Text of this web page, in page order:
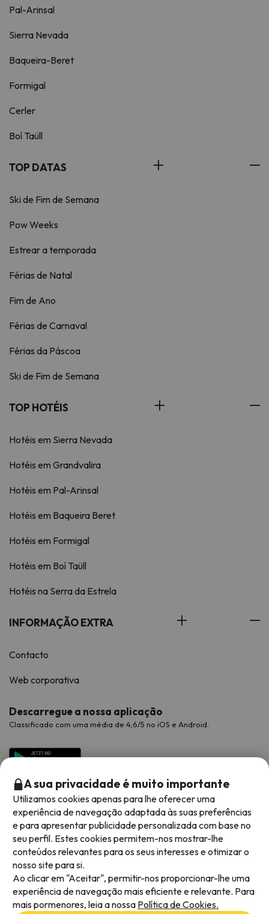
Pal-Arinsal
Sierra Nevada
Baqueira-Beret
Formigal
Cerler
Boí Taüll
TOP DATAS
Ski de Fim de Semana
Pow Weeks
Estrear a temporada
Férias de Natal
Fim de Ano
Férias de Carnaval
Férias da Páscoa
Ski de Fim de Semana
TOP HOTÉIS
Hotéis em Sierra Nevada
Hotéis em Grandvalira
Hotéis em Pal-Arinsal
Hotéis em Baqueira Beret
Hotéis em Formigal
Hotéis em Boí Taüll
Hotéis na Serra da Estrela
INFORMAÇÃO EXTRA
Contacto
Web corporativa
Descarregue a nossa aplicação
Classificado com uma média de 4,6/5 no iOS e Android.
Métodos de pagamento disponíveis
A sua privacidade é muito importante
Utilizamos cookies apenas para lhe oferecer uma
experiência de navegação adaptada às suas preferências
e para apresentar publicidade personalizada com base no
seu perfil. Estes cookies permitem-nos mostrar-lhe
conteúdos relevantes para os seus interesses e otimizar o
nosso site para si.
Ao clicar em "Aceitar", permitir-nos proporcionar-lhe uma
experiência de navegação mais eficiente e relevante. Para
mais pormenores, leia a nossa Política de Cookies.